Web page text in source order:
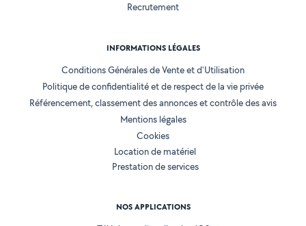
Recrutement
INFORMATIONS LÉGALES
Conditions Générales de Vente et d'Utilisation
Politique de confidentialité et de respect de la vie privée
Référencement, classement des annonces et contrôle des avis
Mentions légales
Cookies
Location de matériel
Prestation de services
NOS APPLICATIONS